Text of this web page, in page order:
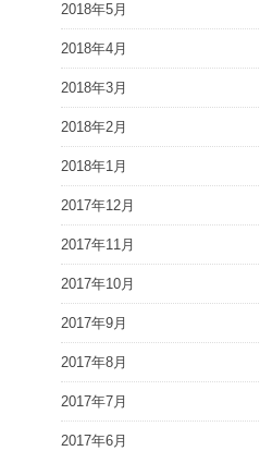
2018年5月
2018年4月
2018年3月
2018年2月
2018年1月
2017年12月
2017年11月
2017年10月
2017年9月
2017年8月
2017年7月
2017年6月